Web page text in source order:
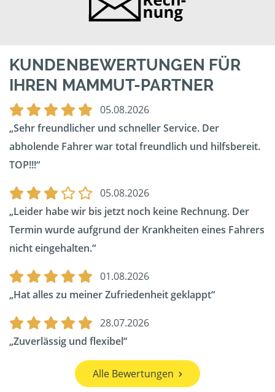
KUNDENBEWERTUNGEN FÜR
IHREN MAMMUT-PARTNER
05.08.2026
Sehr freundlicher und schneller Service. Der
abholende Fahrer war total freundlich und hilfsbereit.
TOP!!!
05.08.2026
Leider habe wir bis jetzt noch keine Rechnung. Der
Termin wurde aufgrund der Krankheiten eines Fahrers
nicht eingehalten.
01.08.2026
Hat alles zu meiner Zufriedenheit geklappt
28.07.2026
Zuverlässig und flexibel
Alle Bewertungen